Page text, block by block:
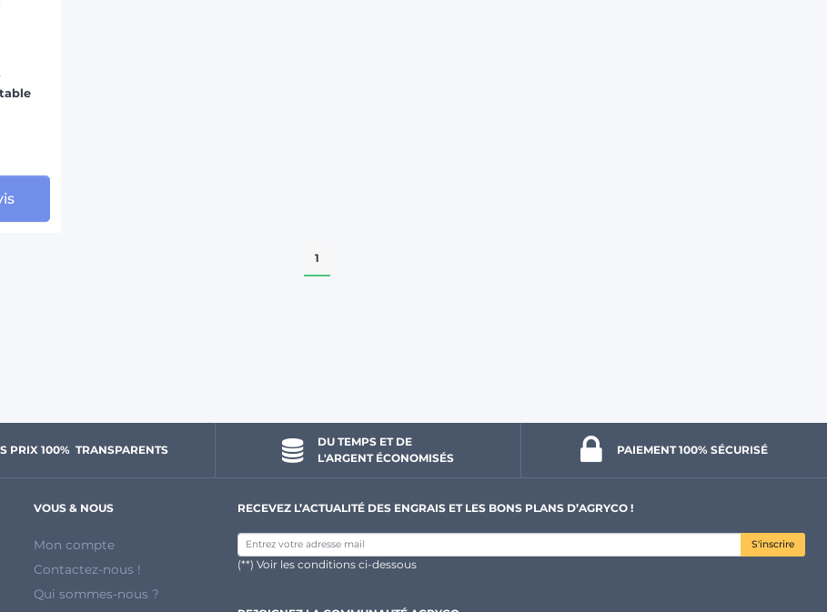
1
PRIX 100% TRANSPARENTS
DU TEMPS ET DE
L'ARGENT ÉCONOMISÉS
PAIEMENT 100% SÉCURISÉ
VOUS & NOUS
Mon compte
Contactez-nous !
Qui sommes-nous ?
RECEVEZ L’ACTUALITÉ DES ENGRAIS ET LES BONS PLANS D’AGRYCO !
S'inscrire
(**) Voir les conditions ci-dessous